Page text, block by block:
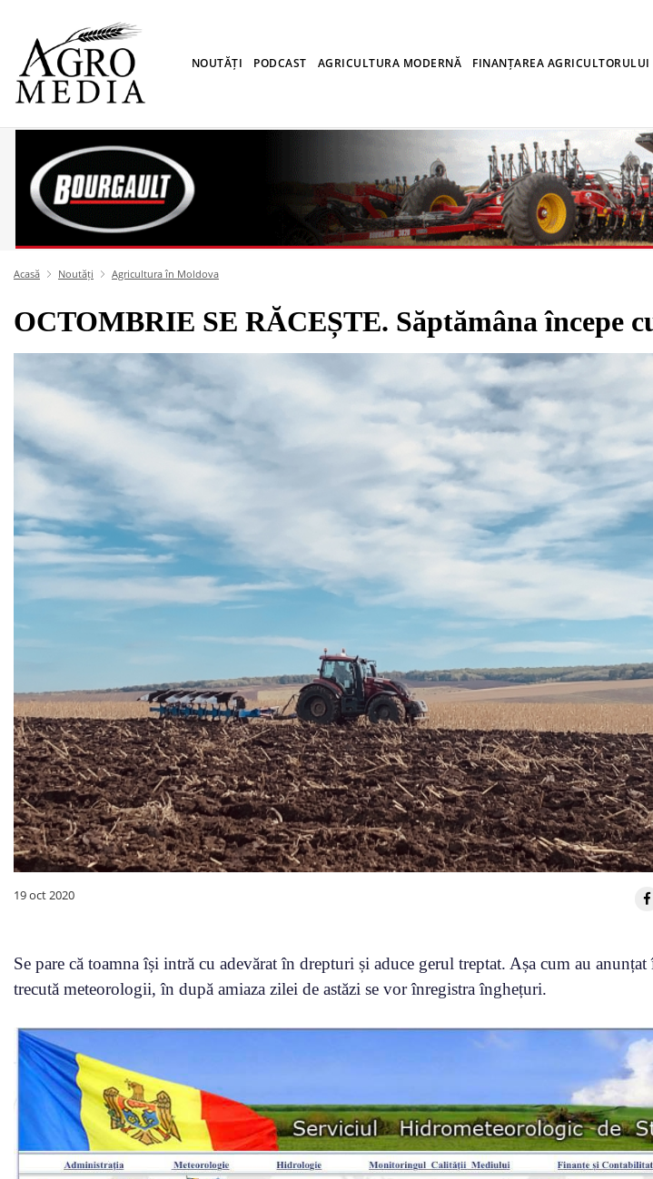
NOUTĂȚI PODCAST AGRICULTURA MODERNĂ FINANȚAREA AGRICULTORULUI
Acasă Noutăți Agricultura în Moldova
OCTOMBRIE SE RĂCEȘTE. Săptămâna începe
19 oct 2020
Se pare că toamna își intră cu adevărat în drepturi și aduce gerul treptat. Așa cum au anunțat
trecută meteorologii, în după amiaza zilei de astăzi se vor înregistra înghețuri.